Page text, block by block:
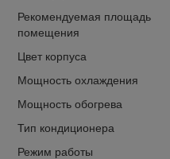
Рекомендуемая площадь
помещения
Цвет корпуса
Мощность охлаждения
Мощность обогрева
Тип кондиционера
Режим работы